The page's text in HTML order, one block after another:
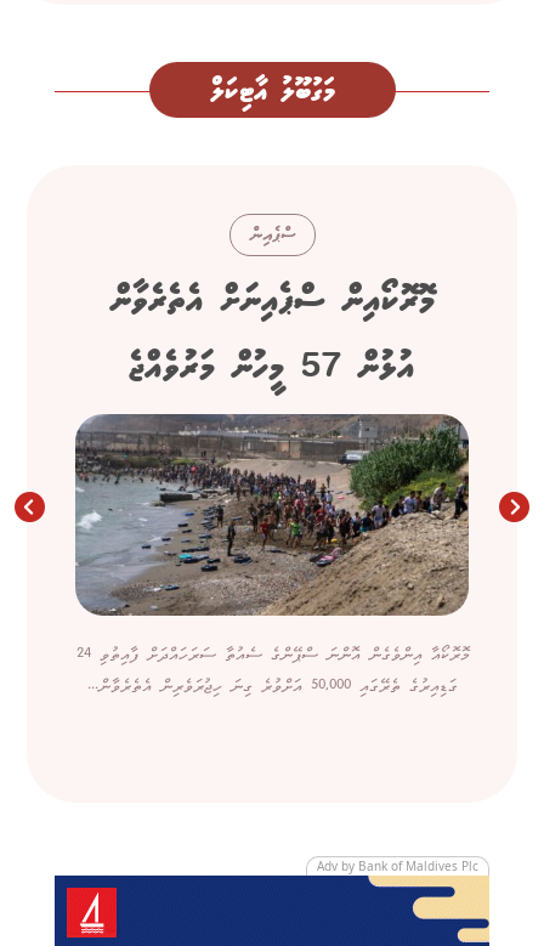
މަގުބޫލު އާޓިކަލް
ސްޕެއިން
މޮރޮކޯއިން ސްޕެއިނަށް އެތެރެވާން
އުޅުން 57 މީހުން މަރުވެއްޖެ
މޮރޮކޯއާ އިންވެގެން އޮންނަ ސްޕޭންގެ ސެއުތާ ސަރަހައްދަށް ފާއިތުވި 24
ގަޑިއިރުގެ ތެރޭގައި 50,000 އަށްވުރެ ގިނަ ހިޖުރަވެރިން އެތެރެވާން...
Adv by Bank of Maldives Plc